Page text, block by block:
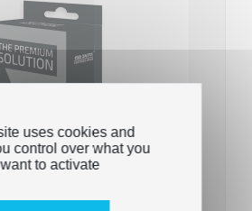
uses cookies and
control over what you
want to activate